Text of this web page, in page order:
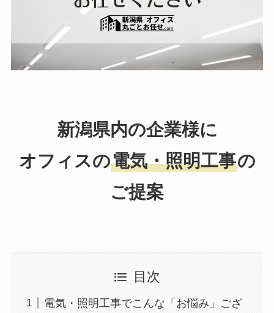
新潟県内の企業様に
オフィスの電気・照明工事の
ご提案
目次
電気・照明工事でこんな「お悩み」ござ